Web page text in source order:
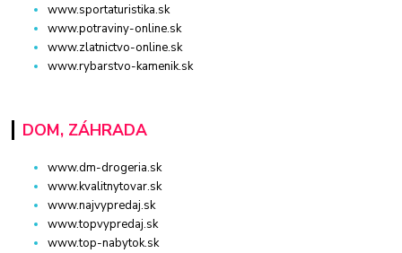
www.sportaturistika.sk
www.potraviny-online.sk
www.zlatnictvo-online.sk
www.rybarstvo-kamenik.sk
DOM, ZÁHRADA
www.dm-drogeria.sk
www.kvalitnytovar.sk
www.najvypredaj.sk
www.topvypredaj.sk
www.top-nabytok.sk